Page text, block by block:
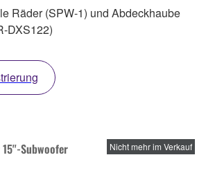
Räder (SPW-1) und Abdeckhaube
DXS122)
Subwoofer Nicht mehr im Verkauf